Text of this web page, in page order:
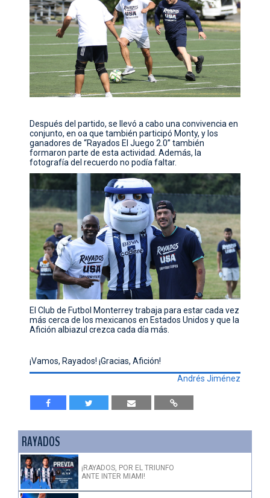
Después del partido, se llevó a cabo una convivencia en
conjunto, en oa que también participó Monty, y los
ganadores de “Rayados El Juego 2.0” también
formaron parte de esta actividad. Además, la
fotografía del recuerdo no podía faltar.
El Club de Futbol Monterrey trabaja para estar cada vez
más cerca de los mexicanos en Estados Unidos y que la
Afición albiazul crezca cada día más.
¡Vamos, Rayados! ¡Gracias, Afición!
Andrés Jiménez
RAYADOS
¡RAYADOS, POR EL TRIUNFO
ANTE INTER MIAMI!